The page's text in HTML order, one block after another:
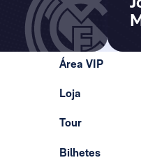
Área VIP
Loja
Tour
Bilhetes